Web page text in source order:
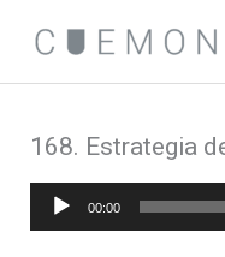
contenido
168. Estrategia
Reproductor
de
00:00